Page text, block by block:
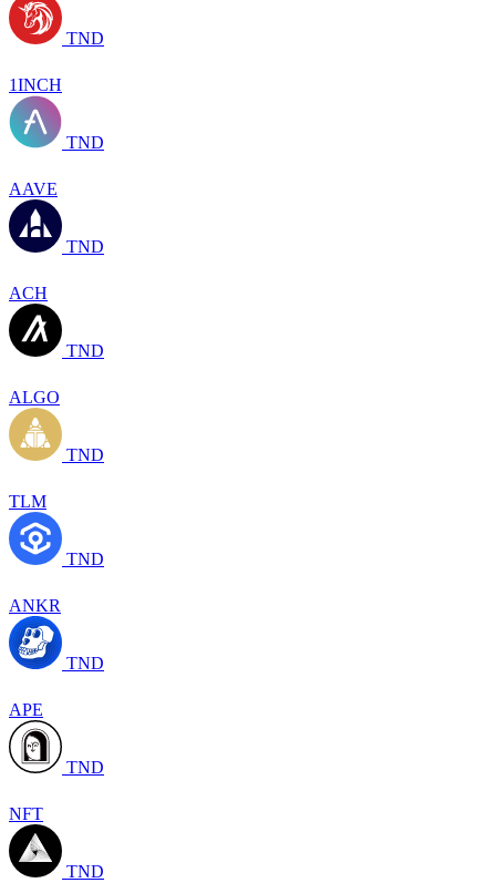
TND
1INCH
TND
AAVE
TND
ACH
TND
ALGO
TND
TLM
TND
ANKR
TND
APE
TND
NFT
TND